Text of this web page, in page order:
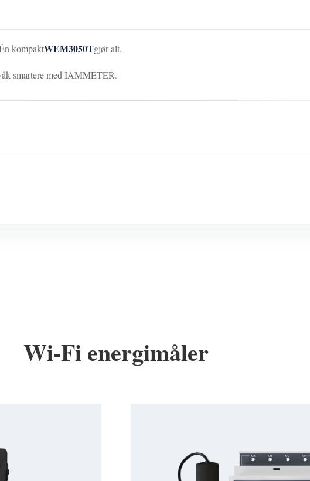
kompaktWEM3050Tgjør alt.
smartere med IAMMETER.
Wi-Fi energimåler